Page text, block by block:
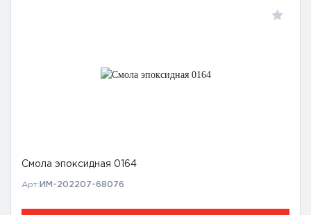
Смола эпоксидная 0164
Арт: ИМ-202207-68076